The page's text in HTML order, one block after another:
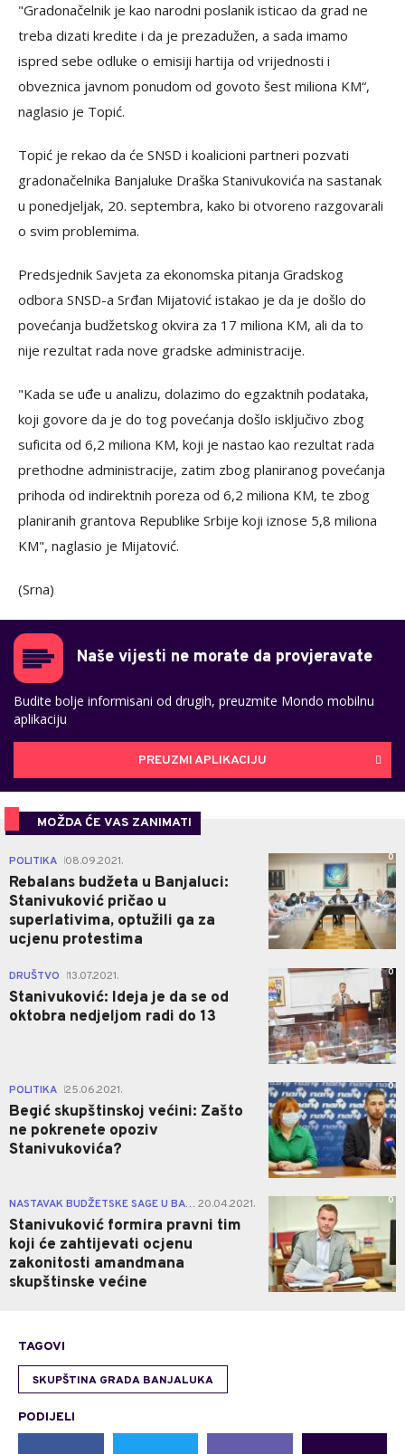
"Gradonačelnik je kao narodni poslanik isticao da grad ne
treba dizati kredite i da je prezadužen, a sada imamo
ispred sebe odluke o emisiji hartija od vrijednosti i
obveznica javnom ponudom od govoto šest miliona KM“,
naglasio je Topić.
Topić je rekao da će SNSD i koalicioni partneri pozvati
gradonačelnika Banjaluke Draška Stanivukovića na sastanak
u ponedjeljak, 20. septembra, kako bi otvoreno razgovarali
o svim problemima.
Predsjednik Savjeta za ekonomska pitanja Gradskog
odbora SNSD-a Srđan Mijatović istakao je da je došlo do
povećanja budžetskog okvira za 17 miliona KM, ali da to
nije rezultat rada nove gradske administracije.
"Kada se uđe u analizu, dolazimo do egzaktnih podataka,
koji govore da je do tog povećanja došlo isključivo zbog
suficita od 6,2 miliona KM, koji je nastao kao rezultat rada
prethodne administracije, zatim zbog planiranog povećanja
prihoda od indirektnih poreza od 6,2 miliona KM, te zbog
planiranih grantova Republike Srbije koji iznose 5,8 miliona
KM", naglasio je Mijatović.
(Srna)
Naše vijesti ne morate da provjeravate
Budite bolje informisani od drugih, preuzmite Mondo mobilnu
aplikaciju
PREUZMI APLIKACIJU
MOŽDA ĆE VAS ZANIMATI
POLITIKA 08.09.2021.
Rebalans budžeta u Banjaluci:
Stanivuković pričao u
superlativima, optužili ga za
ucjenu protestima
0
DRUŠTVO 13.07.2021.
Stanivuković: Ideja je da se od
oktobra nedjeljom radi do 13
0
POLITIKA 25.06.2021.
Begić skupštinskoj većini: Zašto
ne pokrenete opoziv
Stanivukovića?
0
NASTAVAK BUDŽETSKE SAGE U BANJALUCI 20.04.2021.
Stanivuković formira pravni tim
koji će zahtijevati ocjenu
zakonitosti amandmana
skupštinske većine
0
TAGOVI
SKUPŠTINA GRADA BANJALUKA
PODIJELI